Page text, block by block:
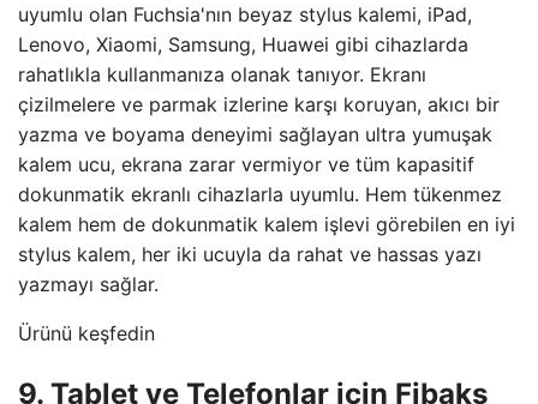
uyumlu olan Fuchsia'nın beyaz stylus kalemi, iPad,
Lenovo, Xiaomi, Samsung, Huawei gibi cihazlarda
rahatlıkla kullanmanıza olanak tanıyor. Ekranı
çizilmelere ve parmak izlerine karşı koruyan, akıcı bir
yazma ve boyama deneyimi sağlayan ultra yumuşak
kalem ucu, ekrana zarar vermiyor ve tüm kapasitif
dokunmatik ekranlı cihazlarla uyumlu. Hem tükenmez
kalem hem de dokunmatik kalem işlevi görebilen en iyi
stylus kalem, her iki ucuyla da rahat ve hassas yazı
yazmayı sağlar.
Ürünü keşfedin
9. Tablet ve Telefonlar için Fibaks